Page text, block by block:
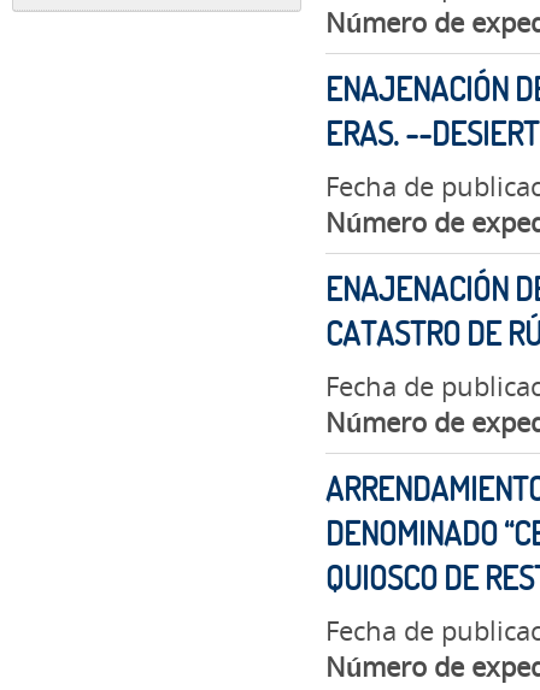
Número de
ENAJENACIÓN
ERAS. --
Fecha de
Número de
ENAJENACIÓN
CATASTRO DE
Fecha de
Número de
DENOMINADO
QUIOSCO DE
Fecha de
Número de